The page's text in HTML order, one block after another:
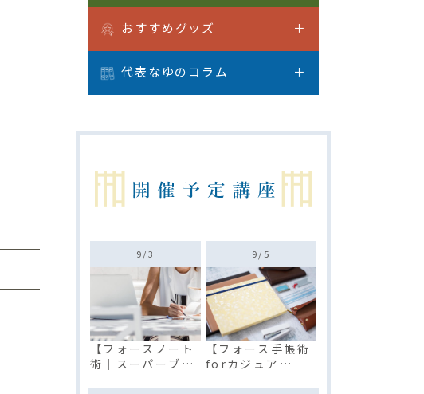
おすすめグッズ
代表なゆのコラム
9/3
【フォースノート
術｜スーパーブレ
9/ 5
【フォース手帳術
forカジュア